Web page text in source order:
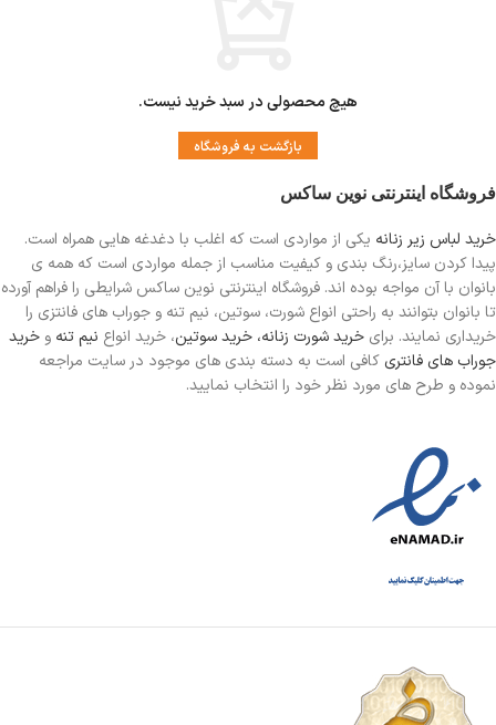
هیچ محصولی در سبد خرید نیست.
بازگشت به فروشگاه
فروشگاه اینترنتی نوین ساکس
خرید لباس زیر زنانه یکی از مواردی است که اغلب با دغدغه هایی همراه است.
پیدا کردن سایز،رنگ بندی و کیفیت مناسب از جمله مواردی است که همه ی
بانوان با آن مواجه بوده اند. فروشگاه اینترنتی نوین ساکس شرایطی را فراهم آورده
تا بانوان بتوانند به راحتی انواع شورت، سوتین، نیم تنه و جوراب های فانتزی را
خریداری نمایند. برای خرید شورت زنانه، خرید سوتین، خرید انواع نیم تنه و خرید
جوراب های فانتری کافی است به دسته بندی های موجود در سایت مراجعه
نموده و طرح های مورد نظر خود را انتخاب نمایید.